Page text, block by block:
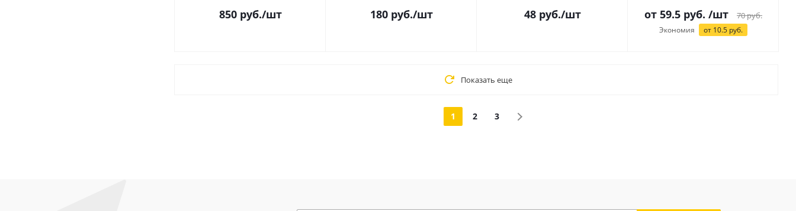
850руб./шт 180руб./шт 48руб./шт от 59.5 руб. /шт 70руб.
Экономия от 10.5 руб.
Показать еще
1 2 3